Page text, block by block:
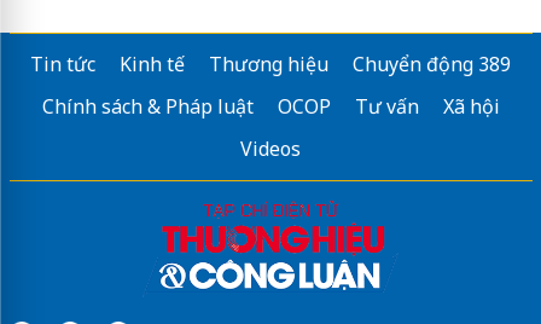
Tin tức Kinh tế Thương hiệu
Chuyển động 389
Chính sách & Pháp luật
OCOP Tư vấn
Xã hội
Videos